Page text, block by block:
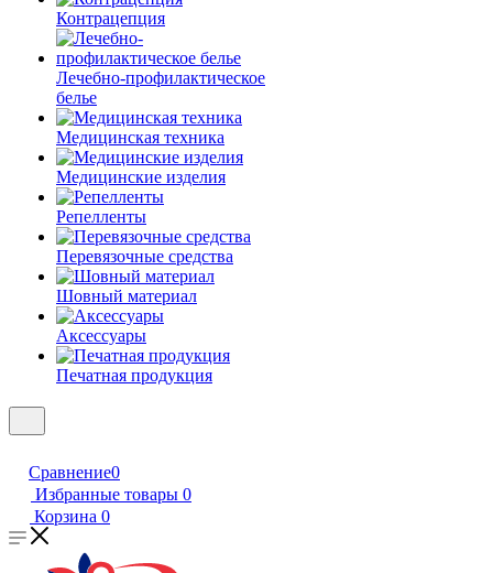
Контрацепция
Лечебно-профилактическое
белье
Медицинская техника
Медицинские изделия
Репелленты
Перевязочные средства
Шовный материал
Аксессуары
Печатная продукция
Сравнение0
Избранные товары 0
Корзина 0